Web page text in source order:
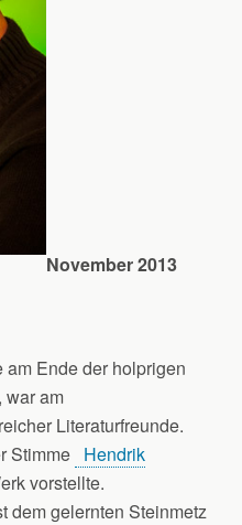
November 2013
Ende der holprigen
war am
Literaturfreunde.
Stimme Hendrik
vorstellte.
dem gelernten Steinmetz